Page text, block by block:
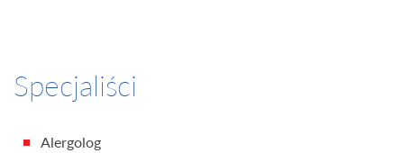
Specjaliści
Alergolog